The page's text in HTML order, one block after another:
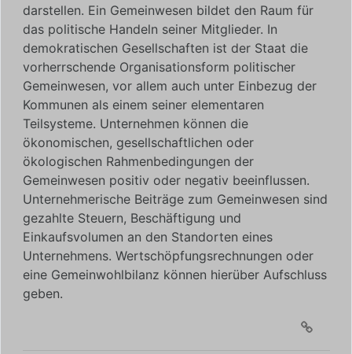
darstellen. Ein Gemeinwesen bildet den Raum für
das politische Handeln seiner Mitglieder. In
demokratischen Gesellschaften ist der Staat die
vorherrschende Organisationsform politischer
Gemeinwesen, vor allem auch unter Einbezug der
Kommunen als einem seiner elementaren
Teilsysteme. Unternehmen können die
ökonomischen, gesellschaftlichen oder
ökologischen Rahmenbedingungen der
Gemeinwesen positiv oder negativ beeinflussen.
Unternehmerische Beiträge zum Gemeinwesen sind
gezahlte Steuern, Beschäftigung und
Einkaufsvolumen an den Standorten eines
Unternehmens. Wertschöpfungsrechnungen oder
eine Gemeinwohlbilanz können hierüber Aufschluss
geben.